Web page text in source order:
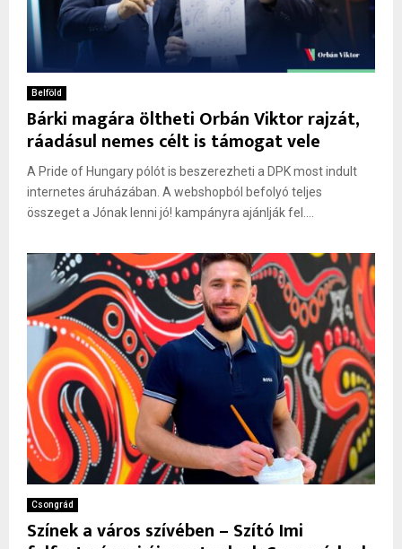
Belföld
Bárki magára öltheti Orbán Viktor rajzát,
ráadásul nemes célt is támogat vele
A Pride of Hungary pólót is beszerezheti a DPK most indult
internetes áruházában. A webshopból befolyó teljes
összeget a Jónak lenni jó! kampányra ajánlják fel....
Csongrád
Színek a város szívében – Szító Imi